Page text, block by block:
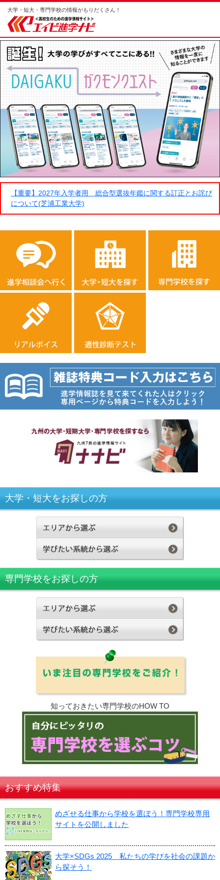
大学・短大・専門学校の情報がもりだくさん！
【重要】2027年入学者用 総合型選抜年鑑に関する訂正とお詫び
について(芝浦工業大学)
大学・短大をお探しの方
専門学校をお探しの方
知っておきたい専門学校のHOW TO
おすすめ特集
めざせる仕事から学校を選ぼう！専門学校専用
サイトを公開しました
大学×SDGs 2025 私たちの学びを社会の課題か
ら探そう！